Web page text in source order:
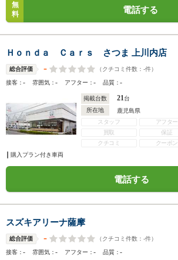
無
料
電話する
Ｈｏｎｄａ Ｃａｒｓ さつま 上川内店
総合評価 - （クチコミ件数： -件）
接客：- 雰囲気：- アフター：- 品質：-
掲載台数 21台
所在地
鹿児島県
スタッフ
アフター
買取
保証
クチコミ
クーポン
購入プラン付き車両
電話する
スズキアリーナ薩摩
総合評価 - （クチコミ件数： -件）
接客：- 雰囲気：- アフター：- 品質：-